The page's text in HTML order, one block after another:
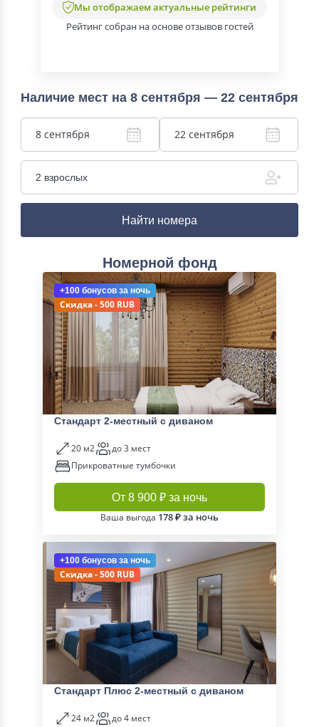
Мы отображаем актуальные рейтинги
Рейтинг собран на основе отзывов гостей
Наличие мест на 8 сентября — 22 сентября
8 сентября 22 сентября
2 взрослых
Найти номера
Номерной фонд
+100 бонусов за ночь
Скидка - 500 RUB
Стандарт 2-местный с диваном
20 м2
до 3 мест
Прикроватные тумбочки
От 8 900 ₽ за ночь
Ваша выгода 178 ₽ за ночь
+100 бонусов за ночь
Скидка - 500 RUB
Стандарт Плюс 2-местный с диваном
24 м2
до 4 мест